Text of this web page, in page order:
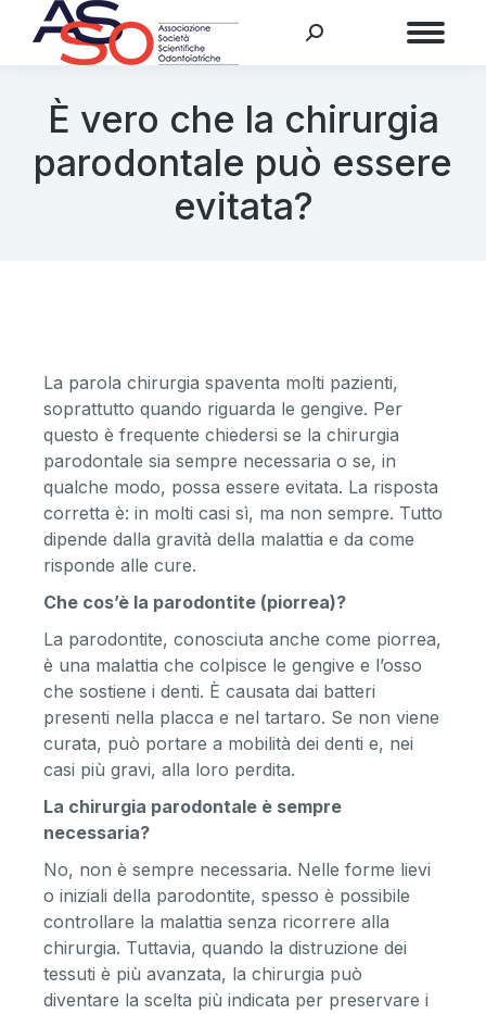
È vero che la chirurgia
parodontale può essere
evitata?
La parola chirurgia spaventa molti pazienti,
soprattutto quando riguarda le gengive. Per
questo è frequente chiedersi se la chirurgia
parodontale sia sempre necessaria o se, in
qualche modo, possa essere evitata. La risposta
corretta è: in molti casi sì, ma non sempre. Tutto
dipende dalla gravità della malattia e da come
risponde alle cure.
Che cos’è la parodontite (piorrea)?
La parodontite, conosciuta anche come piorrea,
è una malattia che colpisce le gengive e l’osso
che sostiene i denti. È causata dai batteri
presenti nella placca e nel tartaro. Se non viene
curata, può portare a mobilità dei denti e, nei
casi più gravi, alla loro perdita.
La chirurgia parodontale è sempre
necessaria?
No, non è sempre necessaria. Nelle forme lievi
o iniziali della parodontite, spesso è possibile
controllare la malattia senza ricorrere alla
chirurgia. Tuttavia, quando la distruzione dei
tessuti è più avanzata, la chirurgia può
diventare la scelta più indicata per preservare i